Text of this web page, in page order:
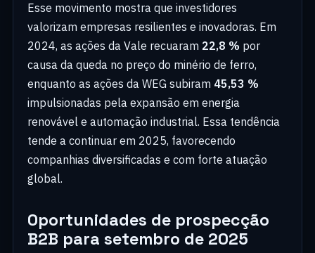
Esse movimento mostra que investidores
valorizam empresas resilientes e inovadoras. Em
2024, as ações da Vale recuaram 22,8 % por
causa da queda no preço do minério de ferro,
enquanto as ações da WEG subiram 45,53 %
impulsionadas pela expansão em energia
renovável e automação industrial. Essa tendência
tende a continuar em 2025, favorecendo
companhias diversificadas e com forte atuação
global.
Oportunidades de prospecção
B2B para setembro de 2025